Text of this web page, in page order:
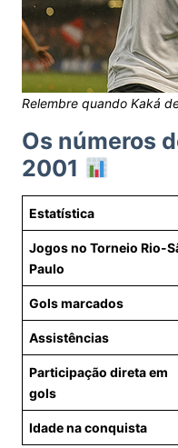
Relembre quando Kaká
Os números
2001
Estatística
Jogos no Torneio Rio-
Paulo
Gols marcados
Assistências
Participação direta em
gols
Idade na conquista